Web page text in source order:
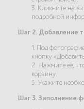
3. Кликните на
подробной
Шаг 2. Добавление
1. Под
кнопку
2. Нажмите её,
корзину.
3. Укажите
Шаг 3. Заполнение